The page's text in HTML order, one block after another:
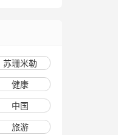
苏珊米勒
健康
中国
旅游